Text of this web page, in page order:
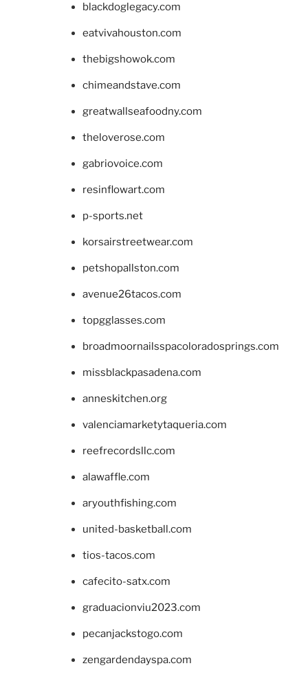
blackdoglegacy.com
eatvivahouston.com
thebigshowok.com
chimeandstave.com
greatwallseafoodny.com
theloverose.com
gabriovoice.com
resinflowart.com
p-sports.net
korsairstreetwear.com
petshopallston.com
avenue26tacos.com
topgglasses.com
broadmoornailsspacoloradosprings.com
missblackpasadena.com
anneskitchen.org
valenciamarketytaqueria.com
reefrecordsllc.com
alawaffle.com
aryouthfishing.com
united-basketball.com
tios-tacos.com
cafecito-satx.com
graduacionviu2023.com
pecanjackstogo.com
zengardendayspa.com